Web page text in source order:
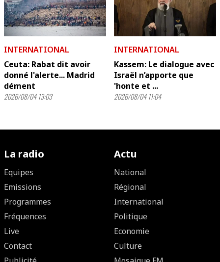
INTERNATIONAL
Ceuta: Rabat dit avoir
donné l'alerte... Madrid
dément
2026/08/04 13:03
INTERNATIONAL
Kassem: Le dialogue avec
Israël n’apporte que
'honte et ...
2026/08/04 11:04
La radio
Equipes
Emissions
Programmes
Fréquences
Live
Contact
Actu
National
Régional
International
Politique
Economie
Culture